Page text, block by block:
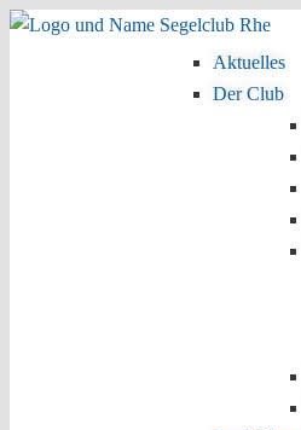
Zum Inhalt wechseln
Zum sekundären Inhalt
Aktuelles
Der Club